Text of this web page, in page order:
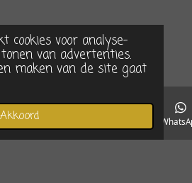
cookies voor analyse-
van advertenties.
maken van de site gaat
Akkoord